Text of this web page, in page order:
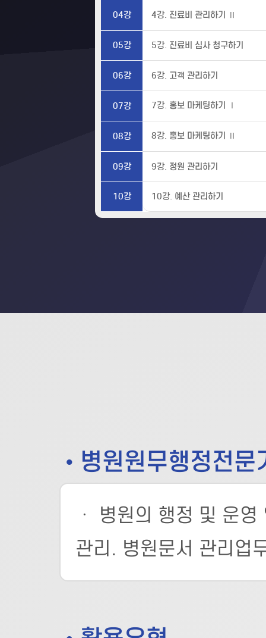
04강 4강. 진료비 관리하기 Ⅱ
05강 5강. 진료비 심사 청구하기
06강 6강. 고객 관리하기
07강 7강. 홍보 마케팅하기 Ⅰ
08강 8강. 홍보 마케팅하기 Ⅱ
09강 9강. 정원 관리하기
10강 10강. 예산 관리하기
• 병원원무행정전문
ㆍ 병원의 행정 및 운
관리. 병원문서 관리업